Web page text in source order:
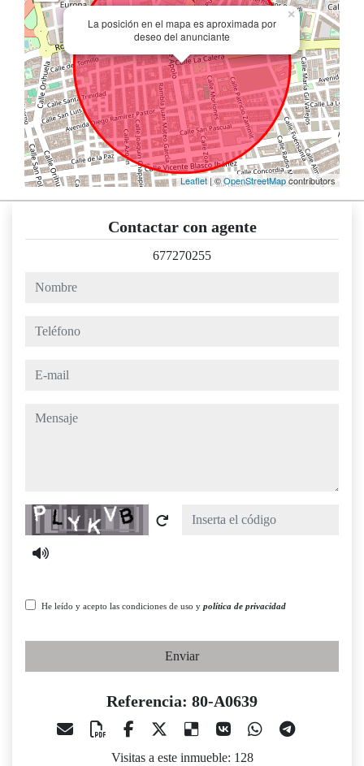
La posición en el mapa es aproximada por
deseo del anunciante
×
Leaflet| ©OpenStreetMapcontributors
Contactar con agente
677270255
nombre
teléfono
e-mail
mensaje
Captcha
He leído y acepto las condiciones de uso y política de privacidad
Enviar
Referencia: 80-A0639
Visitas a este inmueble: 128